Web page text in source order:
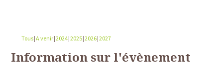
Tous A venir 2024 2025 2026 2027
Information sur l'évènement